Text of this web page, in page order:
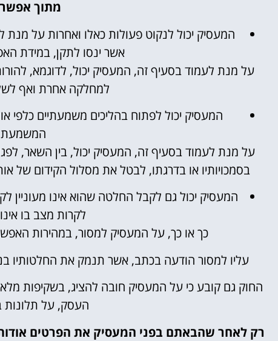
מתוך
המעסיק יכול לנקוט פעולות כאלו ואחרות על
אשר ינסו לתקן, במידת
על מנת לעמוד בסעיף זה, המעסיק יכול, לדוגמא,
למחלקה אחרת ואף
המעסיק יכול לפתוח בהליכים משמעתיים כלפי
המשמעת
על מנת לעמוד בסעיף זה, המעסיק יכול, בין השאר,
בסמכויותיו או בדרגתו, לבטל את מסלול הקידום של
המעסיק יכול גם לקבל החלטה שהוא אינו מעוניין
לקרות מצב בו
כך או כך, על המעסיק למסור, במהירות
עליו למסור הודעה בכתב, אשר תנמק את החלטותיו
החוק גם קובע כי על המעסיק חובה להציג, בשקיפות
העסק, על תלונות
רק לאחר שהבאתם בפני המעסיק את הפרטים